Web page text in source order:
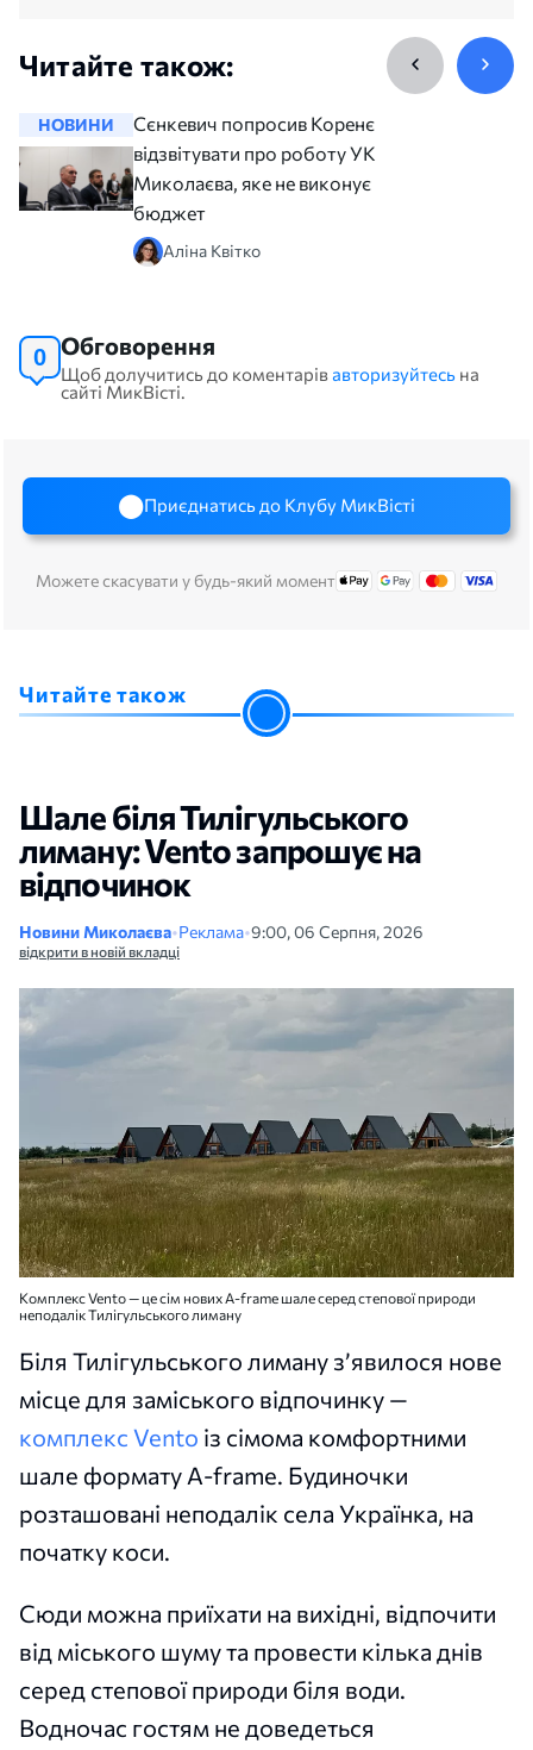
Читайте також:
НОВИНИ
Сєнкевич попросив Коренєва
відзвітувати про роботу УКБ
Миколаєва, яке не виконує
бюджет
Аліна Квітко
0 Обговорення
Щоб долучитись до коментарівавторизуйтесь на
сайті МикВісті.
Приєднатись до Клубу МикВісті
Можете скасувати у будь-який момент
Читайте також
Шале біля Тилігульського
лиману: Vento запрошує на
відпочинок
Новини Миколаєва•Реклама•9:00, 06 Серпня, 2026
відкрити в новій вкладці
Комплекс Vento — це сім нових A-frame шале серед степової природи
неподалік Тилігульського лиману
Біля Тилігульського лиману з’явилося нове
місце для заміського відпочинку —
комплекс Vento із сімома комфортними
шале формату A-frame. Будиночки
розташовані неподалік села Українка, на
початку коси.
Сюди можна приїхати на вихідні, відпочити
від міського шуму та провести кілька днів
серед степової природи біля води.
Водночас гостям не доведеться